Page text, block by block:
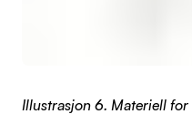
Illustrasjon 6. Materiell